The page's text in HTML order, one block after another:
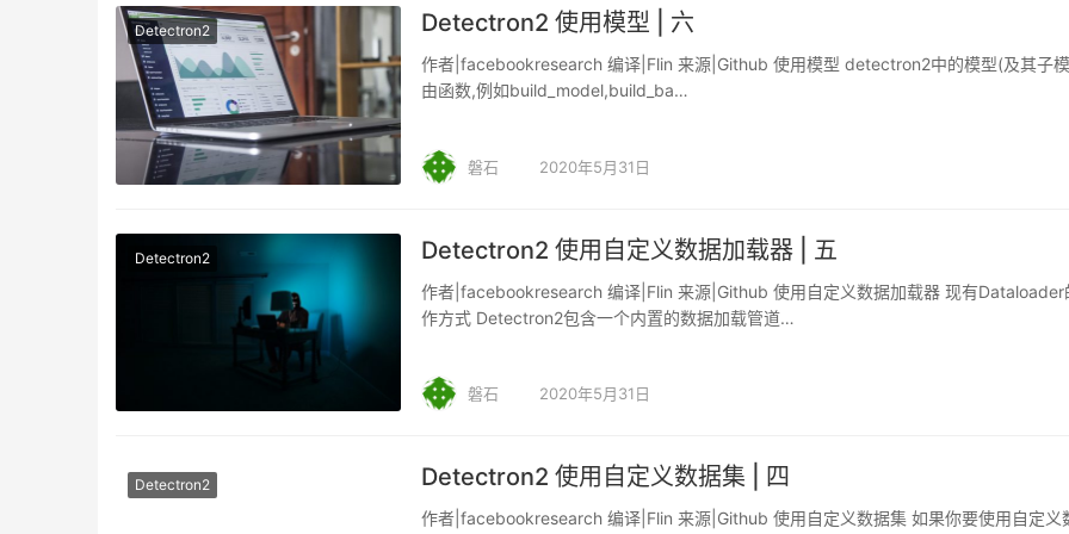
Detectron2 Detectron2 使用模型 | 六
作者|facebookresearch 编译|Flin 来源|Github 使用模型 detectron2中的模型(及其子
由函数,例如build_model,build_ba…
磐石 2020年5月31日
Detectron2 Detectron2 使用自定义数据加载器 | 五
作者|facebookresearch 编译|Flin 来源|Github 使用自定义数据加载器 现有Dataloader
作方式 Detectron2包含一个内置的数据加载管道…
磐石 2020年5月31日
Detectron2 Detectron2 使用自定义数据集 | 四
作者|facebookresearch 编译|Flin 来源|Github 使用自定义数据集 如果你要使用自定义